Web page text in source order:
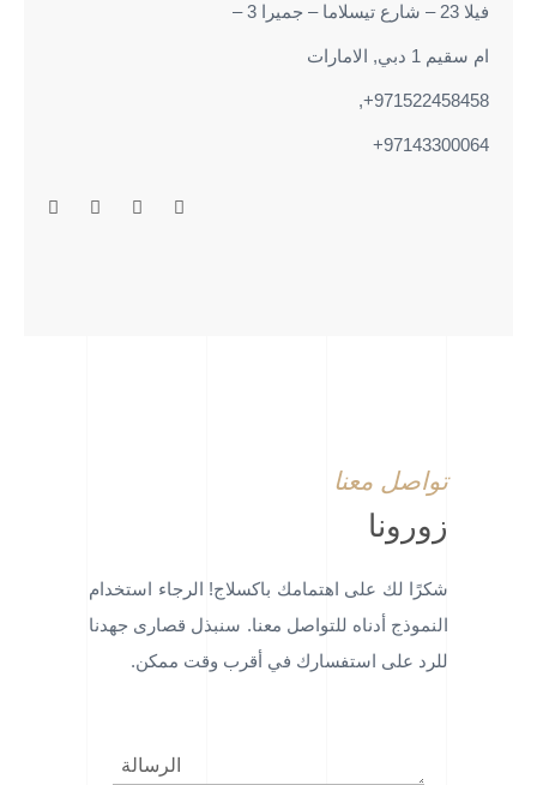
فيلا 23 – شارع تيسلاما – جميرا 3 –
ام سقيم 1 دبي, الامارات
971522458458+,
97143300064+
تواصل معنا
زورونا
شكرًا لك على اهتمامك باكسلاج! الرجاء استخدام
النموذج أدناه للتواصل معنا. سنبذل قصارى جهدنا
للرد على استفسارك في أقرب وقت ممكن.